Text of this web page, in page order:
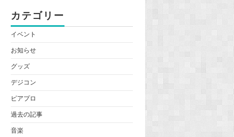
カテゴリー
イベント
お知らせ
グッズ
デジコン
ピアプロ
過去の記事
音楽